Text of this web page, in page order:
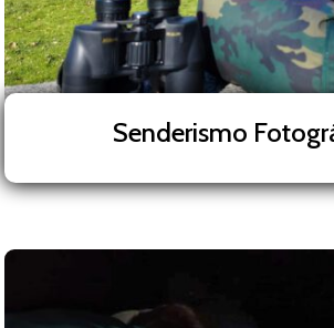
Senderismo